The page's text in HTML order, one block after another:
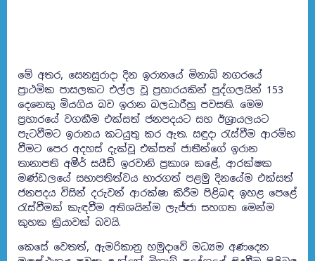
මේ අතර, සෙනසුරාදා දින ඉරානයේ මිනාබ් නගරයේ
ප්‍රාථමික පාසලකට එල්ල වූ ප්‍රහාරයකින් පුද්ගලයින් 153
දෙනෙකු මියගිය බව ඉරාන බලධාරීහු පවසති. මෙම
ප්‍රහාරයේ වගකීම එක්සත් ජනපදයට සහ ඊශ්‍රායලයට
පැටවීමට ඉරානය කටයුතු කර ඇත. සඳුදා රැස්වීම ආරම්භ
වීමට පෙර අදහස් දැක්වූ එක්සත් ජාතීන්ගේ ඉරාන
තානාපති අමීර් සයීඩ් ඉරවානි ප්‍රකාශ කළේ, ආරක්ෂක
මණ්ඩලයේ සභාපතිත්වය භාරගත් පළමු දිනයේම එක්සත්
ජනපදය විසින් දරුවන් ආරක්ෂා කිරීම පිළිබඳ ඉහළ පෙළේ
රැස්වීමක් කැඳවීම අතිශයින්ම ලැජ්ජා සහගත මෙන්ම
කුහක ක්‍රියාවක් බවයි.
කෙසේ වෙතත්, ඇමරිකානු හමුදාවේ මධ්‍යම අණදෙන